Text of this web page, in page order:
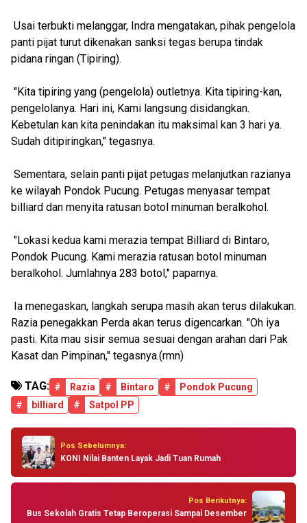
Usai terbukti melanggar, Indra mengatakan, pihak pengelola
panti pijat turut dikenakan sanksi tegas berupa tindak
pidana ringan (Tipiring).
"Kita tipiring yang (pengelola) outletnya. Kita tipiring-kan,
pengelolanya. Hari ini, Kami langsung disidangkan.
Kebetulan kan kita penindakan itu maksimal kan 3 hari ya.
Sudah ditipiringkan," tegasnya.
Sementara, selain panti pijat petugas melanjutkan razianya
ke wilayah Pondok Pucung. Petugas menyasar tempat
billiard dan menyita ratusan botol minuman beralkohol.
"Lokasi kedua kami merazia tempat Billiard di Bintaro,
Pondok Pucung. Kami merazia ratusan botol minuman
beralkohol. Jumlahnya 283 botol," paparnya.
Ia menegaskan, langkah serupa masih akan terus dilakukan.
Razia penegakkan Perda akan terus digencarkan. "Oh iya
pasti. Kita mau sisir semua sesuai dengan arahan dari Pak
Kasat dan Pimpinan," tegasnya.(rmn)
TAG: # Razia # Bintaro #
Pondok Pucung
#
billiard # Satpol PP
Pos Sebelumnya:
KONI Nilai Banten Layak Jadi Tuan Rumah
Pos Berikutnya:
Bus Sekolah Gratis Tetap Beroperasi Sampai Desember